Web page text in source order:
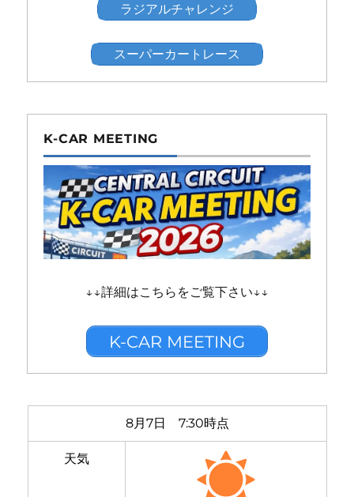
ラジアルチャレンジ
スーパーカートレース
K-CAR MEETING
↓↓詳細はこちらをご覧下さい↓↓
K-CAR MEETING
8月7日 7:30時点
天気